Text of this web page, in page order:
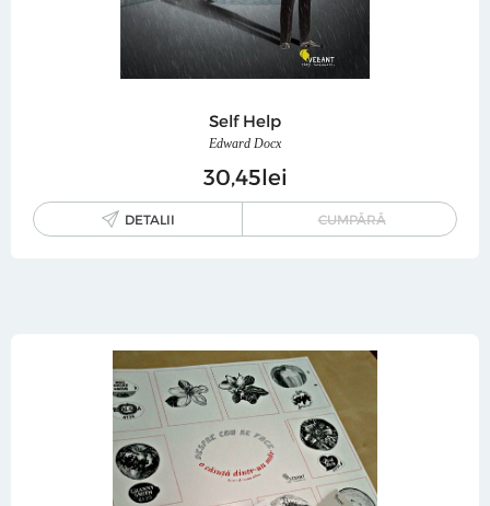
Self Help
Edward Docx
3045lei
DETALII CUMPĂRĂ